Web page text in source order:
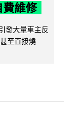
費維修
發大量車主反
至直接燒